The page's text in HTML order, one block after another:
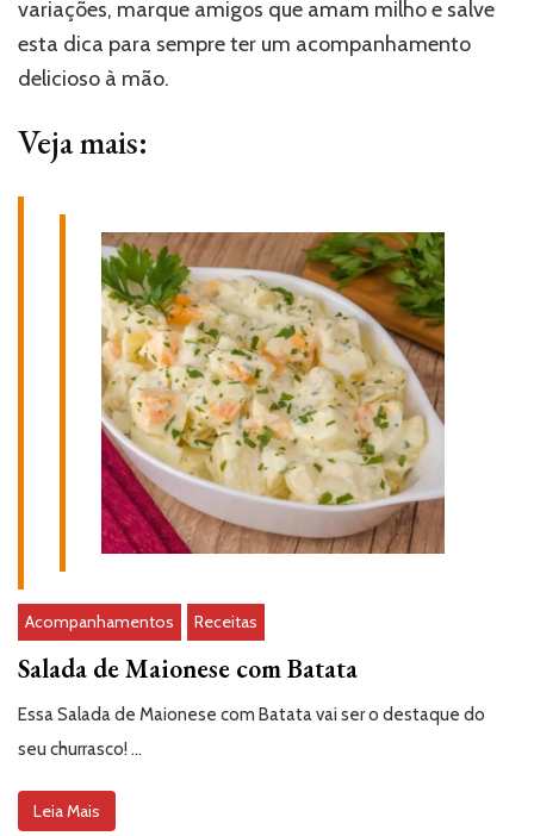
variações, marque amigos que amam milho e salve
esta dica para sempre ter um acompanhamento
delicioso à mão.
Veja mais:
Acompanhamentos Receitas
Salada de Maionese com Batata
Essa Salada de Maionese com Batata vai ser o destaque do
seu churrasco! …
Leia Mais